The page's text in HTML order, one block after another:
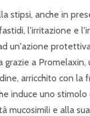
anche in
l'irritazione e
un'azione
a
arricchito con la
induce uno
mucosimili e alla